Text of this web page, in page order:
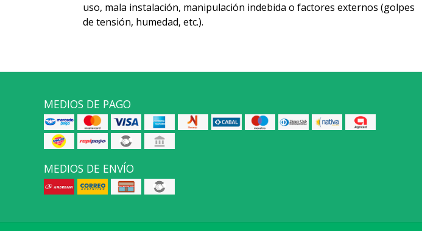
uso, mala instalación, manipulación indebida o factores externos (golpes
de tensión, humedad, etc.).
MEDIOS DE PAGO
MEDIOS DE ENVÍO